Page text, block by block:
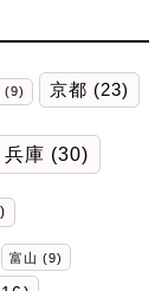
(9) 京都 (23)
兵庫 (30)
富山 (9)